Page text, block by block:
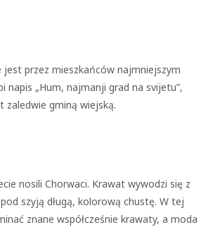
przez mieszkańców najmniejszym
„Hum, najmanji grad na svijetu”,
gminą wiejską.
nosili Chorwaci. Krawat wywodzi się z
szyją długą, kolorową chustę. W tej
znane współcześnie krawaty, a moda